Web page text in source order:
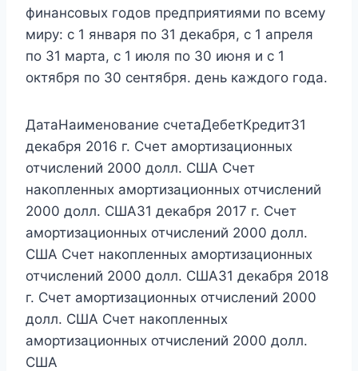
финансовых годов предприятиями по всему
миру: с 1 января по 31 декабря, с 1 апреля
по 31 марта, с 1 июля по 30 июня и с 1
октября по 30 сентября. день каждого года.
ДатаНаименование счетаДебетКредит31
декабря 2016 г. Счет амортизационных
отчислений 2000 долл. США Счет
накопленных амортизационных отчислений
2000 долл. США31 декабря 2017 г. Счет
амортизационных отчислений 2000 долл.
США Счет накопленных амортизационных
отчислений 2000 долл. США31 декабря 2018
г. Счет амортизационных отчислений 2000
долл. США Счет накопленных
амортизационных отчислений 2000 долл.
США